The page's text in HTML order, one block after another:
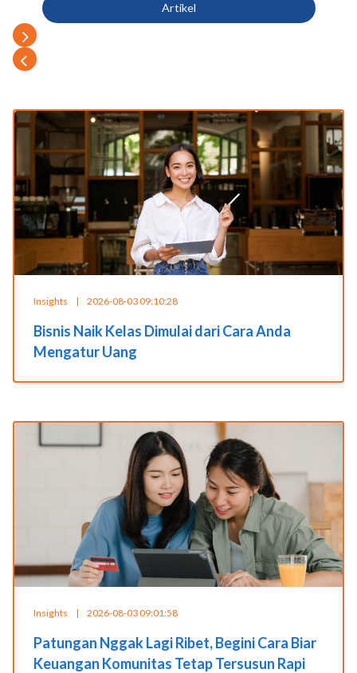
Artikel
Insights | 2026-08-03 09:10:28
Bisnis Naik Kelas Dimulai dari Cara Anda
Mengatur Uang
Insights | 2026-08-03 09:01:58
Patungan Nggak Lagi Ribet, Begini Cara Biar
Keuangan Komunitas Tetap Tersusun Rapi